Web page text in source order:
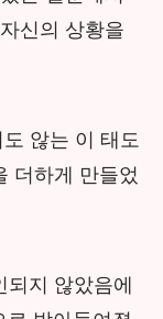
신의 상황을
않는 이 태도
더하게 만들었
되지 않았음에